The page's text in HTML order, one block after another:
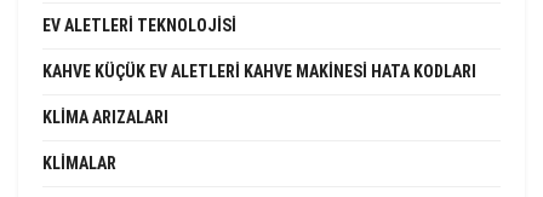
EV ALETLERI TEKNOLOJISI
KAHVE KÜÇÜK EV ALETLERI KAHVE MAKINESI HATA KODLARI
KLIMA ARIZALARI
KLIMALAR